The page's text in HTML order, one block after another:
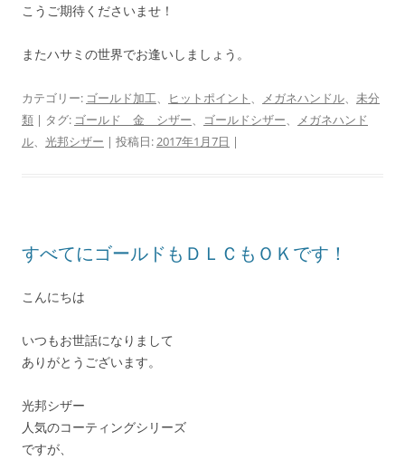
こうご期待くださいませ！
またハサミの世界でお逢いしましょう。
カテゴリー: ゴールド加工、 ヒットポイント 、 メガネハンドル、 未分
類 | タグ: ゴールド 金 シザー、 ゴールドシザー、
メガネハンド
ル、 光邦シザー | 投稿日:2017年1月7日 |
すべてにゴールドもＤＬＣもＯＫです！
こんにちは
いつもお世話になりまして
ありがとうございます。
光邦シザー
人気のコーティングシリーズ
ですが、